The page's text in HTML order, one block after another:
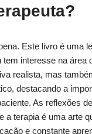
Este livro é uma
tem interesse na área
realista, mas
destacando a
As reflexões
a terapia é uma arte
e constante